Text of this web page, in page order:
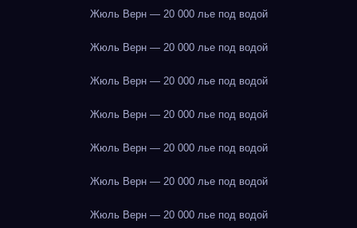
Жюль Верн — 20 000 лье под водой
Жюль Верн — 20 000 лье под водой
Жюль Верн — 20 000 лье под водой
Жюль Верн — 20 000 лье под водой
Жюль Верн — 20 000 лье под водой
Жюль Верн — 20 000 лье под водой
Жюль Верн — 20 000 лье под водой